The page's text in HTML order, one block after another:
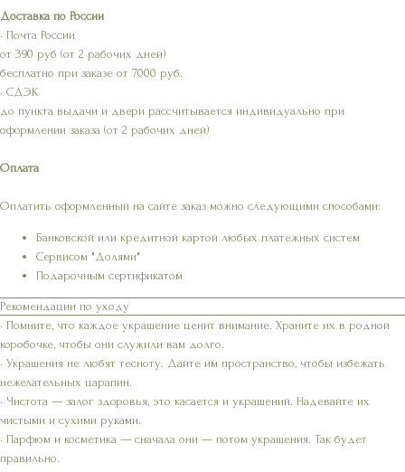
Доставка по России
• Почта России
от 390 руб (от 2 рабочих дней)
бесплатно при заказе от 7000 руб.
• СДЭК
до пункта выдачи и двери рассчитывается индивидуально при
оформлении заказа (от 2 рабочих дней)
Оплата
Оплатить оформленный на сайте заказ можно следующими способами:
Банковской или кредитной картой любых платежных систем
Сервисом "Долями"
Подарочным сертификатом
Рекомендации по уходу
• Помните, что каждое украшение ценит внимание. Храните их в родной
коробочке, чтобы они служили вам долго.
• Украшения не любят тесноту. Дайте им пространство, чтобы избежать
нежелательных царапин.
• Чистота — залог здоровья, это касается и украшений. Надевайте их
чистыми и сухими руками.
• Парфюм и косметика — сначала они — потом украшения. Так будет
правильно.